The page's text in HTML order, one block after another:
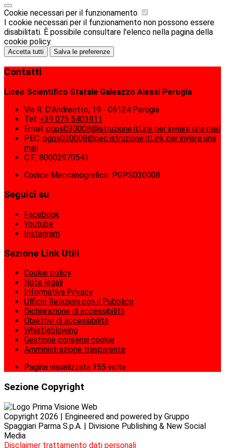
Cookie necessari per il funzionamento
I cookie necessari per il funzionamento non possono essere
disabilitati. È possibile consultare l'elenco nella pagina della
cookie policy.
Accetta tutti Salva le preferenze
Contatti
Liceo Scientifico Statale Galeazzo Alessi Perugia
Via R. D'Andreotto, 19 - 06124 Perugia
Tel: +39 075 5403811
Email: pgps030008@istruzione.itLink per inviare una mail
PEC: pgps030008@pec.istruzione.itLink per inviare una
mail
C.F.: 80002970541
Codice Meccanografico: PGPS030008
Seguici su
Facebook
Youtube
Instagram
Sezione Link Utili
Cookie policy
Note legali
Informativa Privacy
Ufficio Relazioni con il Pubblico
Dichiarazione di accessibilità
Obiettivi di accessibilità
Whistleblowing
Gestione consensi cookie
Amministrazione trasparente
Pagina visualizzata 355 volte
Sezione Copyright
Copyright 2026 | Engineered and powered by Gruppo
Spaggiari Parma S.p.A. | Divisione Publishing & New Social
Media
Disclaimer trattamento dati personali